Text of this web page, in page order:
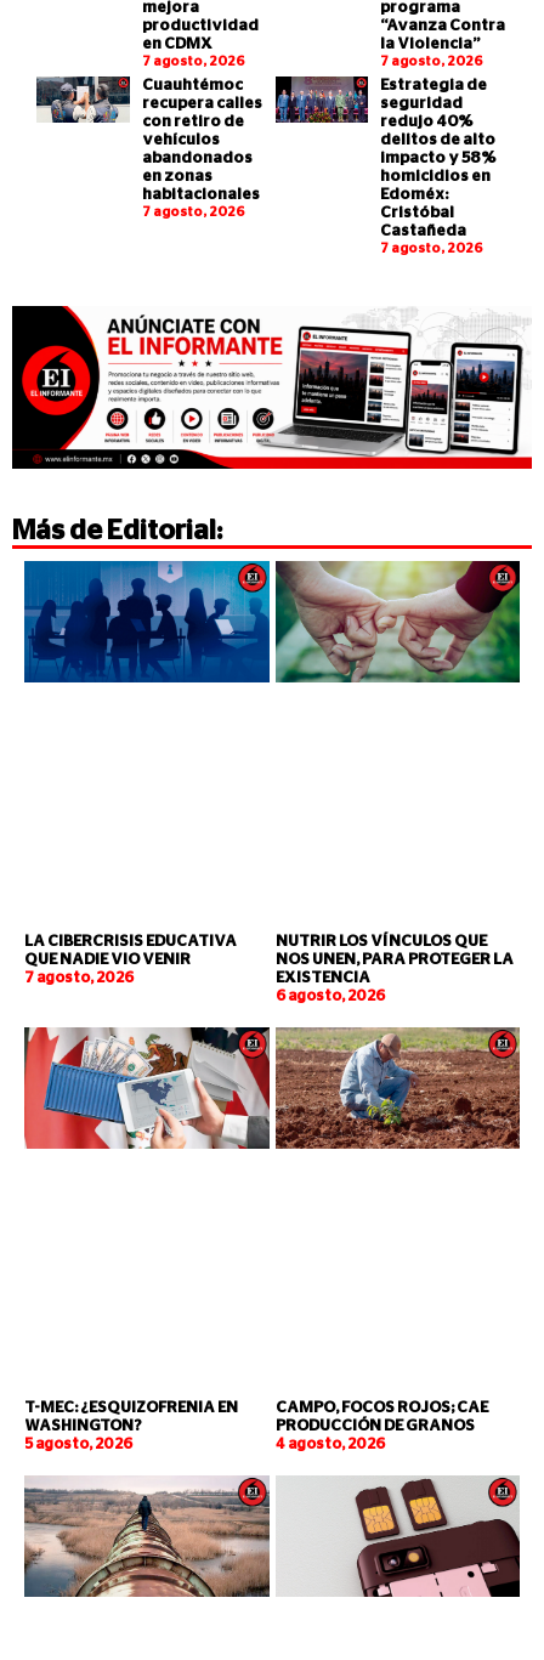
mejora
productividad
en CDMX
7 agosto, 2026
programa
“Avanza Contra
la Violencia”
7 agosto, 2026
Cuauhtémoc
recupera calles
con retiro de
vehículos
abandonados
en zonas
habitacionales
7 agosto, 2026
Estrategia de
seguridad
redujo 40%
delitos de alto
impacto y 58%
homicidios en
Edoméx:
Cristóbal
Castañeda
7 agosto, 2026
Más de Editorial :
LA CIBERCRISIS EDUCATIVA
QUE NADIE VIO VENIR
7 agosto, 2026
NUTRIR LOS VÍNCULOS QUE
NOS UNEN, PARA PROTEGER LA
EXISTENCIA
6 agosto, 2026
T-MEC: ¿ESQUIZOFRENIA EN
WASHINGTON?
5 agosto, 2026
CAMPO, FOCOS ROJOS; CAE
PRODUCCIÓN DE GRANOS
4 agosto, 2026